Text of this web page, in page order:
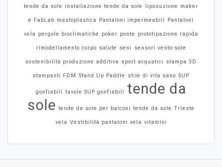
tende da sole installazione tende da sole liposuzione maker
e FabLab mastoplastica Pantaloni impermeabili Pantaloni
vela pergole bioclimatiche poker ponte prototipazione rapida
rimodellamento corpo salute seni sensori vento-sole
sostenibilità produzione additiva sport acquatici stampa 3D
stampanti FDM Stand Up Paddle stile di vita sano SUP
gonfiabili tavole SUP gonfiabili
tende da
sole tende da sole per balconi tende da sole Trieste
vela Vestibilità pantaloni vela vitamini